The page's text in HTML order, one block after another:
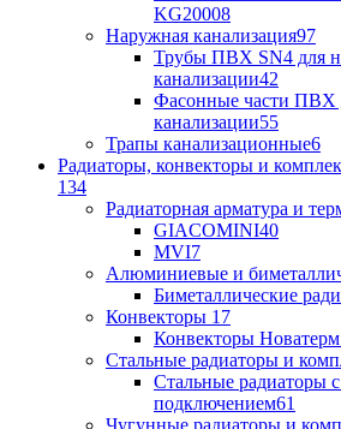
KG20008
Наружная канализация97
Трубы ПВХ SN4 для
канализации42
Фасонные части ПВХ
канализации55
Трапы канализационные6
Радиаторы, конвекторы и
134
Радиаторная арматура и
GIACOMINI40
MVI7
Алюминиевые и
Биметаллические
Конвекторы 17
Конвекторы Новатерм
Стальные радиаторы и
Стальные радиаторы
подключением61